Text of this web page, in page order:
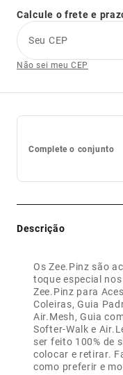
Calcule o frete e
Seu CEP
Não sei meu CEP
Complete o conjunto
Descrição
Os Zee.Pinz são
toque especial
Zee.Pinz para
Coleiras, Guia
Air.Mesh, Guia
Softer-Walk e
ser feito 100% de
colocar e retirar.
como preferir e